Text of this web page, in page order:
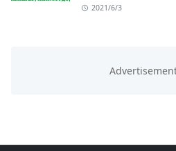
2021/6/3